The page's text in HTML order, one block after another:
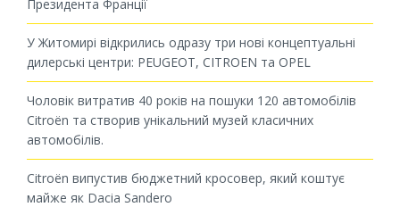
Президента Франції
У Житомирі відкрились одразу три нові концептуальні
дилерські центри: PEUGEOT, CITROEN та OPEL
Чоловік витратив 40 років на пошуки 120 автомобілів
Citroën та створив унікальний музей класичних
автомобілів.
Citroën випустив бюджетний кросовер, який коштує
майже як Dacia Sandero